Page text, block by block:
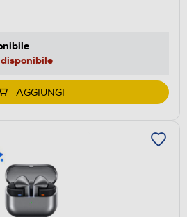
AGGIUNGI